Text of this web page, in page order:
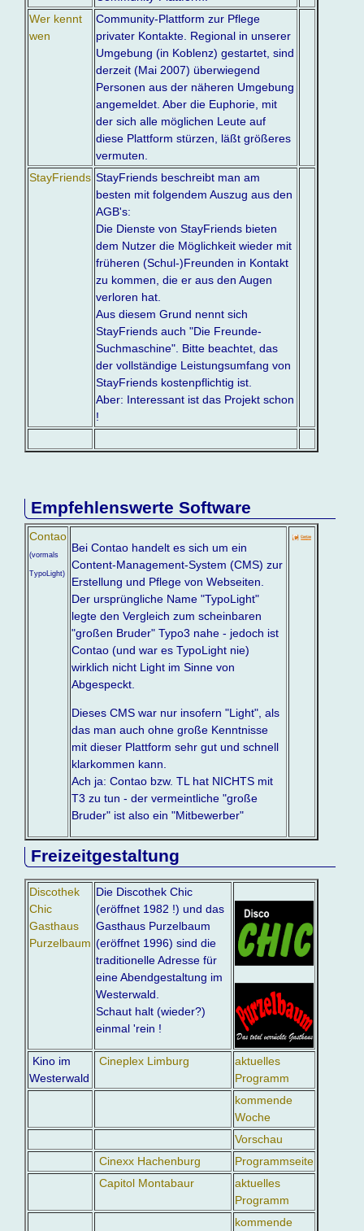
Wer kennt
wen
Community-Plattform zur Pflege
privater Kontakte. Regional in unserer
Umgebung (in Koblenz) gestartet, sind
derzeit (Mai 2007) überwiegend
Personen aus der näheren Umgebung
angemeldet. Aber die Euphorie, mit
der sich alle möglichen Leute auf
diese Plattform stürzen, läßt größeres
vermuten.
StayFriends StayFriends beschreibt man am
besten mit folgendem Auszug aus den
AGB's:
Die Dienste von StayFriends bieten
dem Nutzer die Möglichkeit wieder mit
früheren (Schul-)Freunden in Kontakt
zu kommen, die er aus den Augen
verloren hat.
Aus diesem Grund nennt sich
StayFriends auch "Die Freunde-
Suchmaschine". Bitte beachtet, das
der vollständige Leistungsumfang von
StayFriends kostenpflichtig ist.
Aber: Interessant ist das Projekt schon
!
Empfehlenswerte Software
Contao
(vormals
TypoLight)
Bei Contao handelt es sich um ein
Content-Management-System (CMS) zur
Erstellung und Pflege von Webseiten.
Der ursprüngliche Name "TypoLight"
legte den Vergleich zum scheinbaren
"großen Bruder" Typo3 nahe - jedoch ist
Contao (und war es TypoLight nie)
wirklich nicht Light im Sinne von
Abgespeckt.
Dieses CMS war nur insofern "Light", als
das man auch ohne große Kenntnisse
mit dieser Plattform sehr gut und schnell
klarkommen kann.
Ach ja: Contao bzw. TL hat NICHTS mit
T3 zu tun - der vermeintliche "große
Bruder" ist also ein "Mitbewerber"
Freizeitgestaltung
Discothek
Chic
Gasthaus
Purzelbaum
Die Discothek Chic
(eröffnet 1982 !) und das
Gasthaus Purzelbaum
(eröffnet 1996) sind die
traditionelle Adresse für
eine Abendgestaltung im
Westerwald.
Schaut halt (wieder?)
einmal 'rein !
Kino im
Westerwald
Cineplex Limburg
aktuelles
Programm
kommende
Woche
Vorschau
Cinexx Hachenburg
Programmseite
Capitol Montabaur
aktuelles
Programm
kommende